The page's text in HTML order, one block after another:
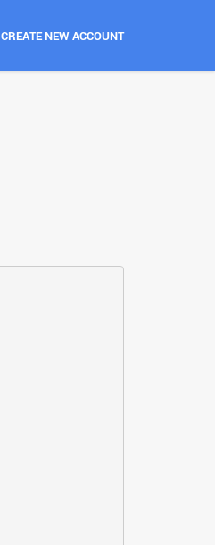
CREATE NEW ACCOUNT